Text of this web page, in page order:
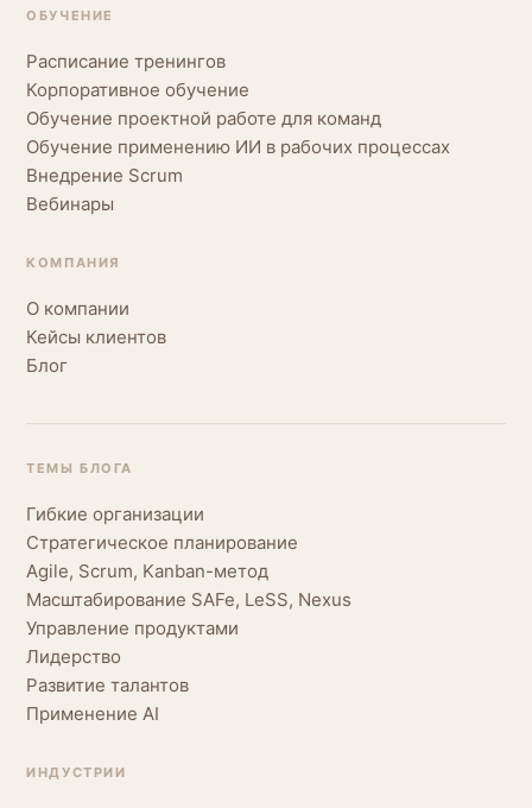
ОБУЧЕНИЕ
Расписание тренингов
Корпоративное обучение
Обучение проектной работе для команд
Обучение применению ИИ в рабочих процессах
Внедрение Scrum
Вебинары
КОМПАНИЯ
О компании
Кейсы клиентов
Блог
ТЕМЫ БЛОГА
Гибкие организации
Стратегическое планирование
Agile, Scrum, Kanban-метод
Масштабирование SAFe, LeSS, Nexus
Управление продуктами
Лидерство
Развитие талантов
Применение AI
ИНДУСТРИИ